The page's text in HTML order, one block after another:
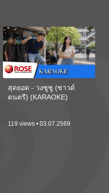
สุดยอด - วงซูซู (ซาวด์
ดนตรี) (KARAOKE)
119 views • 03.07.2569